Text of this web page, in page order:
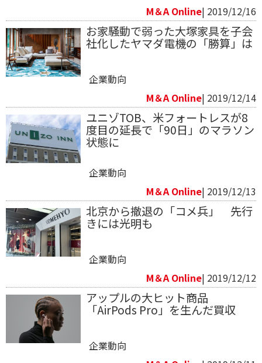
M＆A Online| 2019/12/16
お家騒動で弱った大塚家具を子会
社化したヤマダ電機の「勝算」は
企業動向
M＆A Online| 2019/12/14
ユニゾTOB、米フォートレスが8
度目の延長で「90日」のマラソン
状態に
企業動向
M＆A Online| 2019/12/13
北京から撤退の「コメ兵」 先行
きには光明も
企業動向
M＆A Online| 2019/12/12
アップルの大ヒット商品
「AirPods Pro」を生んだ買収
企業動向